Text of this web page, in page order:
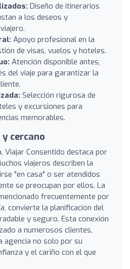
Diseño de itinerarios
a los deseos y
Apoyo profesional en la
de visas, vuelos y hoteles.
Atención disponible antes,
del viaje para garantizar la
Selección rigurosa de
y excursiones para
memorables.
cercano
Viajar Consentido destaca por
viajeros describen la
"en casa" o ser atendidos
se preocupan por ellos. La
frecuentemente por
convierte la planificación del
y seguro. Esta conexión
a numerosos clientes,
agencia no solo por su
y el cariño con el que